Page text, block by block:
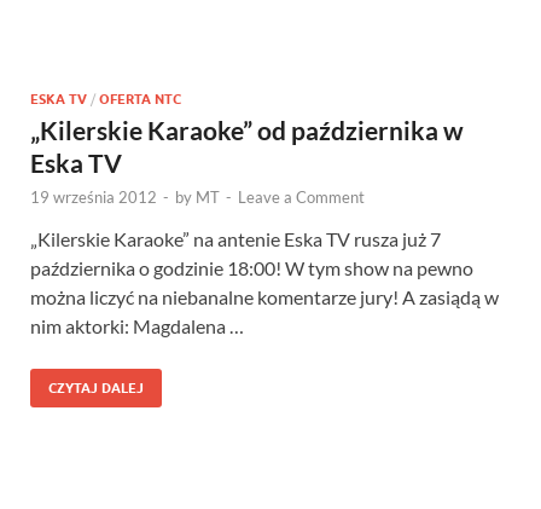
ESKA TV / OFERTA NTC
„Kilerskie Karaoke” od października w
Eska TV
19 września 2012 - by MT - Leave a Comment
„Kilerskie Karaoke” na antenie Eska TV rusza już 7
października o godzinie 18:00! W tym show na pewno
można liczyć na niebanalne komentarze jury! A zasiądą w
nim aktorki: Magdalena …
CZYTAJ DALEJ